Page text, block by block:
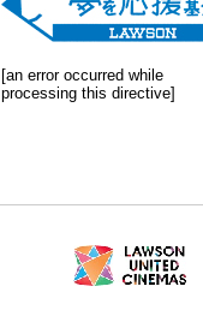
[an error occurred while
processing this directive]